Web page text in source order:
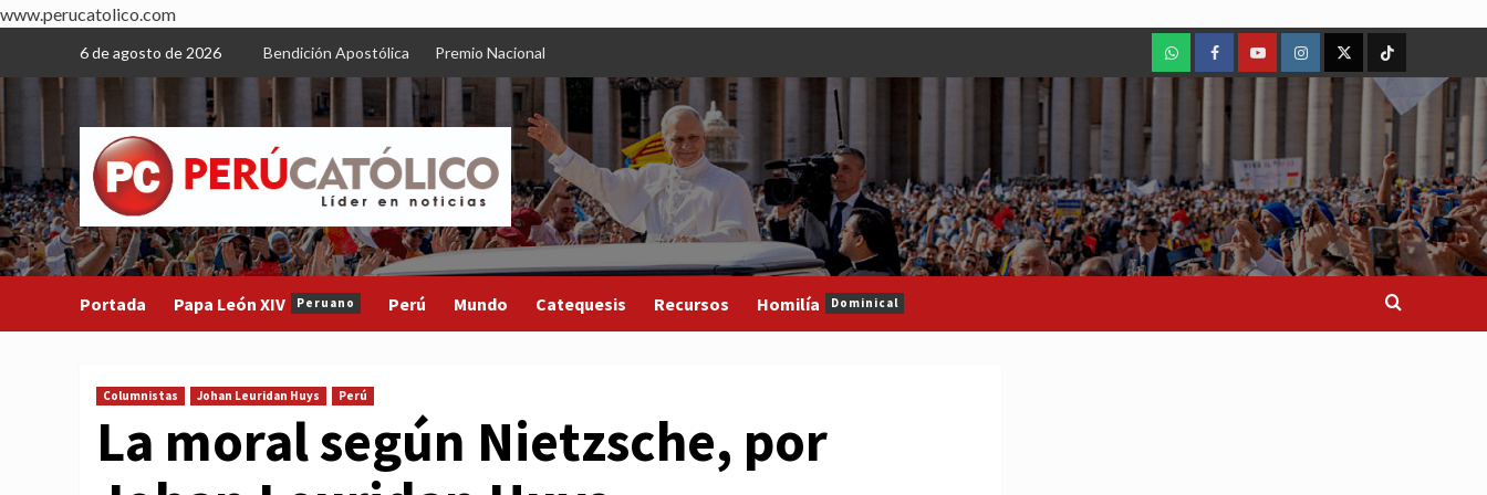
www.perucatolico.com
content
6 de agosto de 2026 Bendición Apostólica Premio Nacional
WhatsAppFacebookYoutubeInstagram
X TikTok
Portada Papa León XIV Peruano Perú Mundo Catequesis Recursos Homilía Dominical
Columnistas Johan Leuridan Huys Perú
La moral según Nietzsche, por